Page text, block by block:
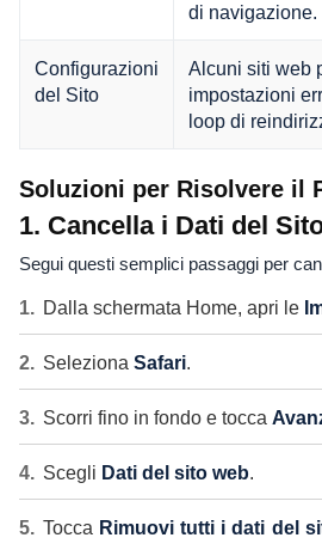
di navigazione.
Configurazioni
del Sito
Alcuni siti web
impostazioni
loop di
Soluzioni per Risolvere il
1. Cancella i Dati del
Segui questi semplici passaggi per
Dalla schermata Home, apri le
Seleziona Safari.
Scorri fino in fondo e tocca
Scegli Dati del sito web.
Tocca Rimuovi tutti i dati del